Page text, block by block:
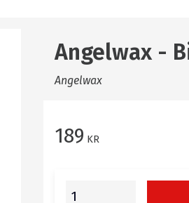
Angelwax -
Angelwax
189 KR